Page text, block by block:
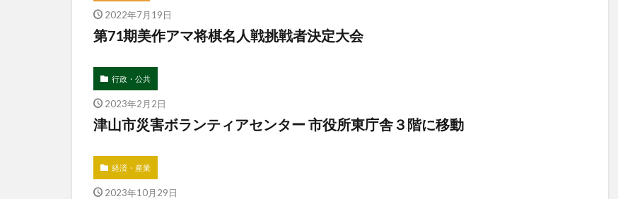
2022年7月19日
第71期美作アマ将棋名人戦挑戦者決定大会
行政・公共
2023年2月2日
津山市災害ボランティアセンター 市役所東庁舎３階に移動
経済・産業
2023年10月29日